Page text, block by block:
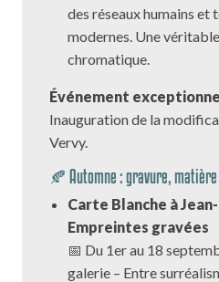
des réseaux humains et
modernes. Une
chromatique.
Événement
Inauguration de la
Vervy.
🍂 Automne : gravure,
Carte Blanche à
Empreintes gravées
📅 Du 1er au 18
galerie – Entre